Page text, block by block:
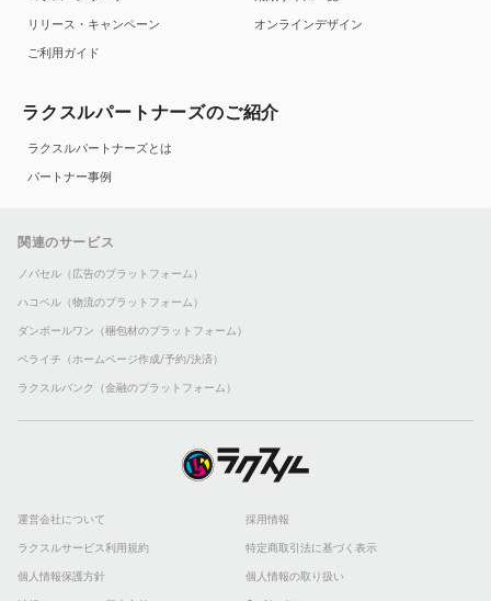
リリース・キャンペーン
ご利用ガイド
オンラインデザイン
ラクスルパートナーズのご紹介
ラクスルパートナーズとは
パートナー事例
関連のサービス
ノバセル（広告のプラットフォーム）
ハコベル（物流のプラットフォーム）
ダンボールワン（梱包材のプラットフォーム）
ペライチ（ホームページ作成/予約/決済）
ラクスルバンク（金融のプラットフォーム）
運営会社について 採用情報
ラクスルサービス利用規約 特定商取引法に基づく表示
個人情報保護方針 個人情報の取り扱い